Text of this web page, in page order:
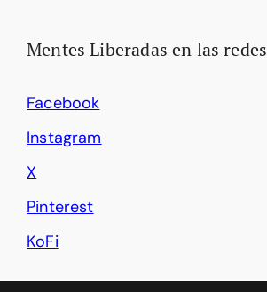
Mentes Liberadas en las redes
Facebook
Instagram
X
Pinterest
KoFi